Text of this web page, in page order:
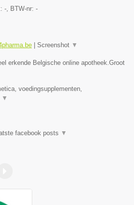
- , BTW-nr: -
Screenshot ▼
erkende Belgische online apotheek.Groot
voedingsupplementen,
▼
facebook posts ▼